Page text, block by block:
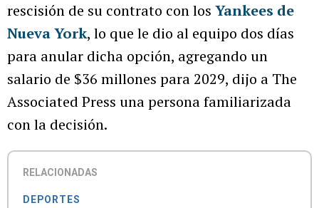
rescisión de su contrato con los Yankees de
Nueva York, lo que le dio al equipo dos días
para anular dicha opción, agregando un
salario de $36 millones para 2029, dijo a The
Associated Press una persona familiarizada
con la decisión.
RELACIONADAS
DEPORTES